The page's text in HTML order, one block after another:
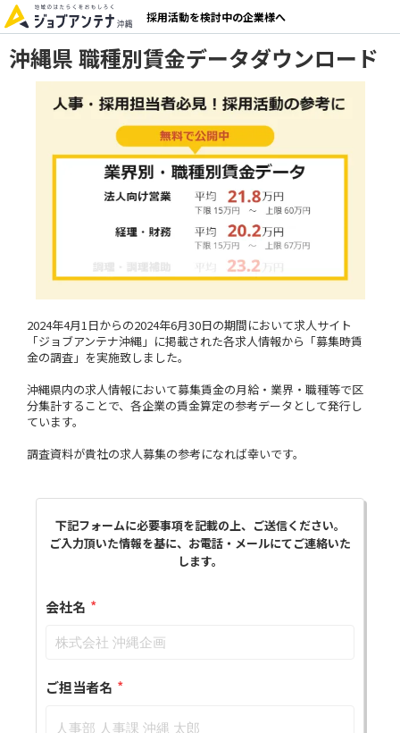
採用活動を検討中の企業様へ
沖縄県 職種別賃金データダウンロード
2024年4月1日からの2024年6月30日の期間において求人サイト
「ジョブアンテナ沖縄」に掲載された各求人情報から「募集時賃
⾦の調査」を実施致しました。
沖縄県内の求人情報において募集賃金の月給・業界・職種等で区
分集計することで、各企業の賃金算定の参考データとして発行し
ています。
調査資料が貴社の求人募集の参考になれば幸いです。
下記フォームに必要事項を記載の上、ご送信ください。
ご入力頂いた情報を基に、お電話・メールにてご連絡いた
します。
会社名 *
ご担当者名 *